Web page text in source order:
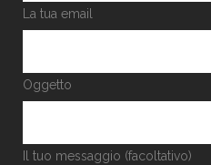
La tua email
Oggetto
Il tuo messaggio (facoltativo)